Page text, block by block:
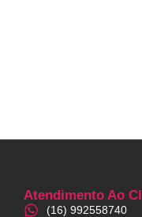
Atendimento Ao
(16) 992558740